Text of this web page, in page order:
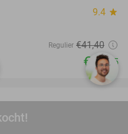
9.4 star
Regulier €41,40
€29,95
favorite_border
+ minigolf